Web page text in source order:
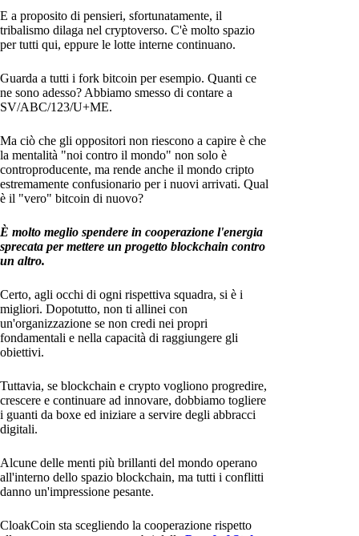
E a proposito di pensieri, sfortunatamente, il
tribalismo dilaga nel cryptoverso. C'è molto spazio
per tutti qui, eppure le lotte interne continuano.
Guarda a tutti i fork bitcoin per esempio. Quanti ce
ne sono adesso? Abbiamo smesso di contare a
SV/ABC/123/U+ME.
Ma ciò che gli oppositori non riescono a capire è che
la mentalità "noi contro il mondo" non solo è
controproducente, ma rende anche il mondo cripto
estremamente confusionario per i nuovi arrivati. Qual
è il "vero" bitcoin di nuovo?
È molto meglio spendere in cooperazione l'energia
sprecata per mettere un progetto blockchain contro
un altro.
Certo, agli occhi di ogni rispettiva squadra, si è i
migliori. Dopotutto, non ti allinei con
un'organizzazione se non credi nei propri
fondamentali e nella capacità di raggiungere gli
obiettivi.
Tuttavia, se blockchain e crypto vogliono progredire,
crescere e continuare ad innovare, dobbiamo togliere
i guanti da boxe ed iniziare a servire degli abbracci
digitali.
Alcune delle menti più brillanti del mondo operano
all'interno dello spazio blockchain, ma tutti i conflitti
danno un'impressione pesante.
CloakCoin sta scegliendo la cooperazione rispetto